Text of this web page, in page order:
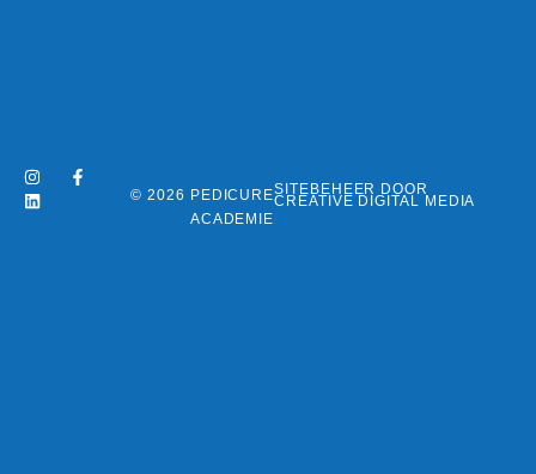
© 2026 PEDICURE
ACADEMIE
SITEBEHEER DOOR
CREATIVE DIGITAL MEDIA